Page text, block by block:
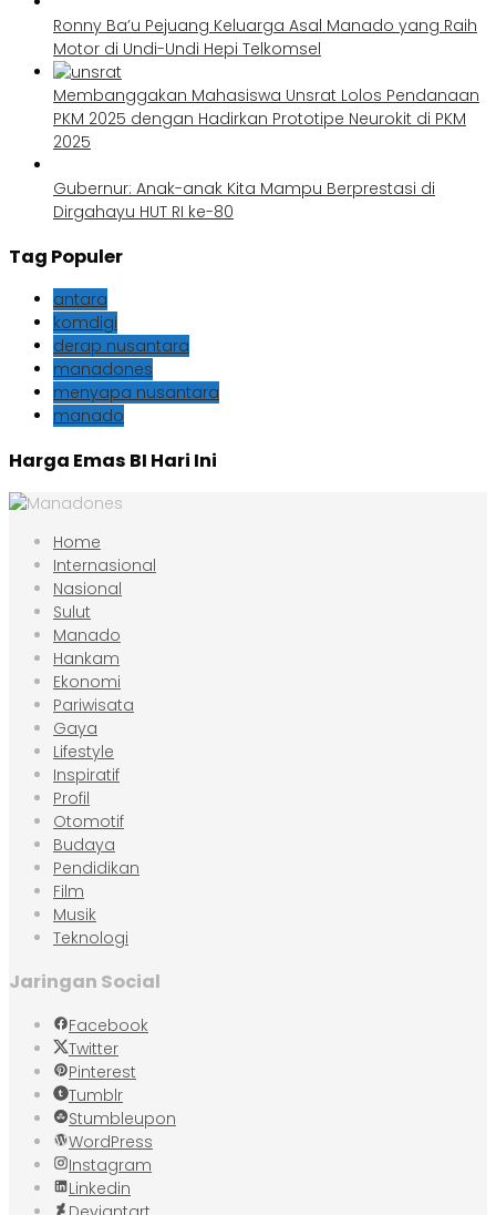
Ronny Ba’u Pejuang Keluarga Asal Manado yang Raih
Motor di Undi-Undi Hepi Telkomsel
Membanggakan Mahasiswa Unsrat Lolos Pendanaan
PKM 2025 dengan Hadirkan Prototipe Neurokit di PKM
2025
Gubernur: Anak-anak Kita Mampu Berprestasi di
Dirgahayu HUT RI ke-80
Tag Populer
antara
komdigi
derap nusantara
manadones
menyapa nusantara
manado
Harga Emas BI Hari Ini
Home
Internasional
Nasional
Sulut
Manado
Hankam
Ekonomi
Pariwisata
Gaya
Lifestyle
Inspiratif
Profil
Otomotif
Budaya
Pendidikan
Film
Musik
Teknologi
Jaringan Social
Facebook
Twitter
Pinterest
Tumblr
Stumbleupon
WordPress
Instagram
Linkedin